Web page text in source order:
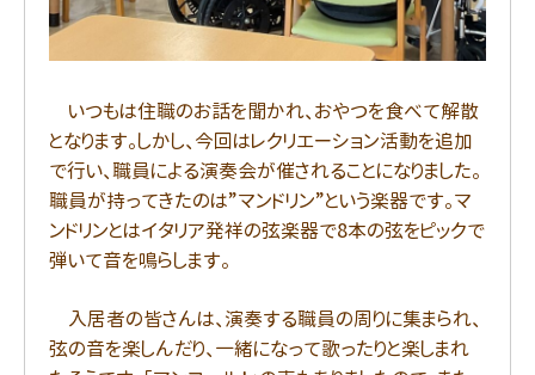
いつもは住職のお話を聞かれ、おやつを食べて解散
となります。しかし、今回はレクリエーション活動を追加
で行い、職員による演奏会が催されることになりました。
職員が持ってきたのは”マンドリン”という楽器です。マ
ンドリンとはイタリア発祥の弦楽器で8本の弦をピックで
弾いて音を鳴らします。
入居者の皆さんは、演奏する職員の周りに集まられ、
弦の音を楽しんだり、一緒になって歌ったりと楽しまれ